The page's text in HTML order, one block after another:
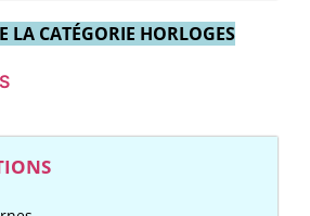
LA CATÉGORIE HORLOGES